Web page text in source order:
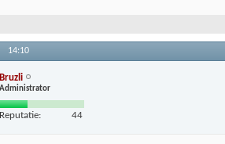
14:10
Bruzli
Administrator
Reputatie: 44